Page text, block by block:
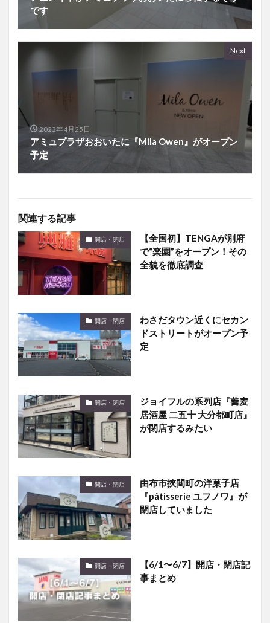
です
Next
2023年4月25日
アミュプラザおおいたに『Mila Owen』がオープン
予定
関連する記事
開店・閉店
【全国初】TENGAが別府
で“楽園”をオープン！その
全貌を徹底調査
開店・閉店
わさだタウン近くにセカン
ドストリートがオープン予
定
開店・閉店
ジョイフルの系列店『蕎⻨
居酒屋 ⼆五⼗ 大分都町店』
が閉店するみたい
開店・閉店
由布市挾間町の洋菓子店
『pâtisserie ユフノワ』が
閉店していました
開店・閉店
【6/1〜6/7】開店・閉店記
事まとめ